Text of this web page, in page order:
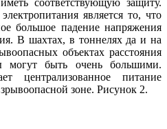
является то, что
большое падение напряжения
В шахтах, в тоннелях да и на
объектах расстояния
могут быть очень большими.
централизованное питание
зоне. Рисунок 2.